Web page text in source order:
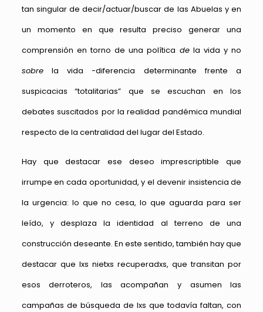
tan singular de decir/actuar/buscar de las Abuelas y en
un momento en que resulta preciso generar una
comprensión en torno de una política dela vida y no
sobrela vida -diferencia determinante frente a
suspicacias “totalitarias” que se escuchan en los
debates suscitados por la realidad pandémica mundial
respecto de la centralidad del lugar del Estado.
Hay que destacar ese deseo imprescriptible que
irrumpe en cada oportunidad, y el devenir insistencia de
la urgencia: lo que no cesa, lo que aguarda para ser
leído, y desplaza la identidad al terreno de una
construcción deseante. En este sentido, también hay que
destacar que lxs nietxs recuperadxs, que transitan por
esos derroteros, las acompañan y asumen las
campañas de búsqueda de lxs que todavía faltan, con